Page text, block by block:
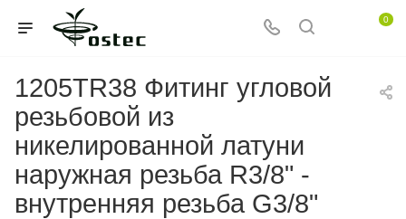
0
1205TR38 Фитинг угловой
резьбовой из
никелированной латуни
наружная резьба R3/8" -
внутренняя резьба G3/8"